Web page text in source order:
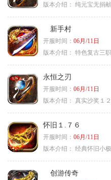
版本介绍： 纯元宝无捐
新手村
开服时间： 06月/11日
版本介绍： 特色复古三职
永恒之刃
开服时间： 06月/11日
版本介绍： 真实沙奖１
怀旧１.７６
开服时间： 06月/11日
版本介绍： 经典怀旧小
创游传奇